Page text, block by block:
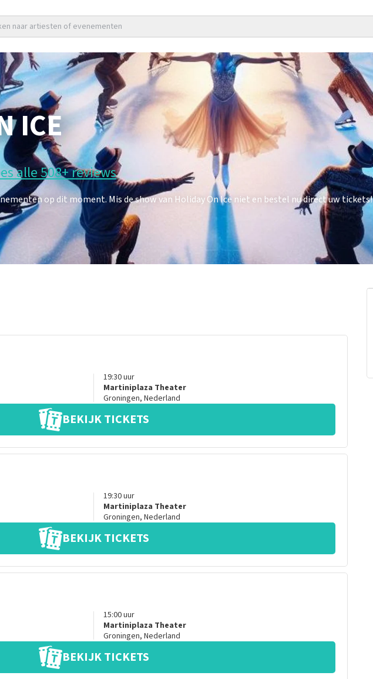
naar artiesten of evenementen
ICE
alle 508+ reviews
op dit moment. Mis de show van Holiday On Ice niet en bestel nu direct uw tickets!
19:30uur
Martiniplaza Theater
Groningen, Nederland
BEKIJK TICKETS
19:30uur
Martiniplaza Theater
Groningen, Nederland
BEKIJK TICKETS
15:00uur
Martiniplaza Theater
Groningen, Nederland
BEKIJK TICKETS